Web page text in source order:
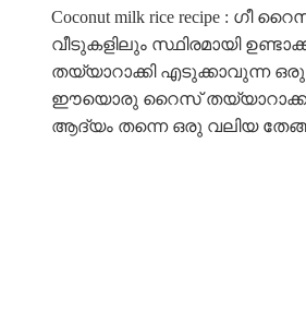
Coconut milk rice recipe :
വീടുകളിലും സ്ഥിരമായി
തയ്യാറാക്കി എടുക്കാവുന്ന ഒരു
ഈയൊരു റൈസ്
ആദ്യം തന്നെ ഒരു വലിയ തേങ്ങ